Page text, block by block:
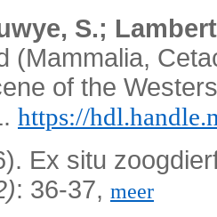
S.;
(Mammalia,
of the
https://
Ex situ
: 36-37, meer